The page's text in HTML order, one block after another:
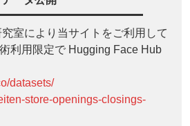
室により当サイトをご利用して
利用限定で Hugging Face Hub
datasets/
store-openings-closings-